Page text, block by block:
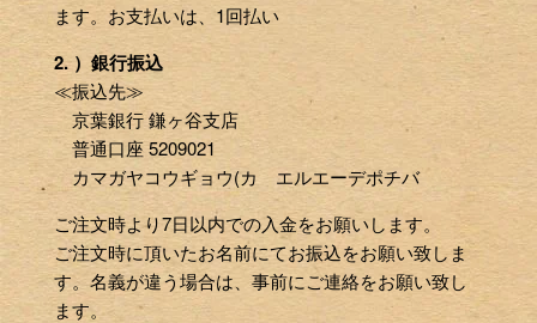
ます。お支払いは、1回払い
2. ）銀行振込
≪振込先≫
京葉銀行 鎌ヶ谷支店
普通口座 5209021
カマガヤコウギョウ(カ エルエーデポチバ
ご注文時より7日以内での入金をお願いします。
ご注文時に頂いたお名前にてお振込をお願い致しま
す。名義が違う場合は、事前にご連絡をお願い致し
ます。